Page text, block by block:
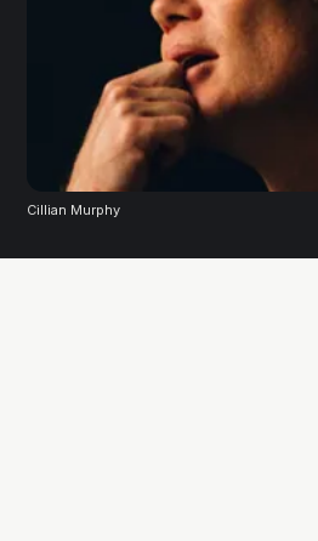
Cillian Murphy